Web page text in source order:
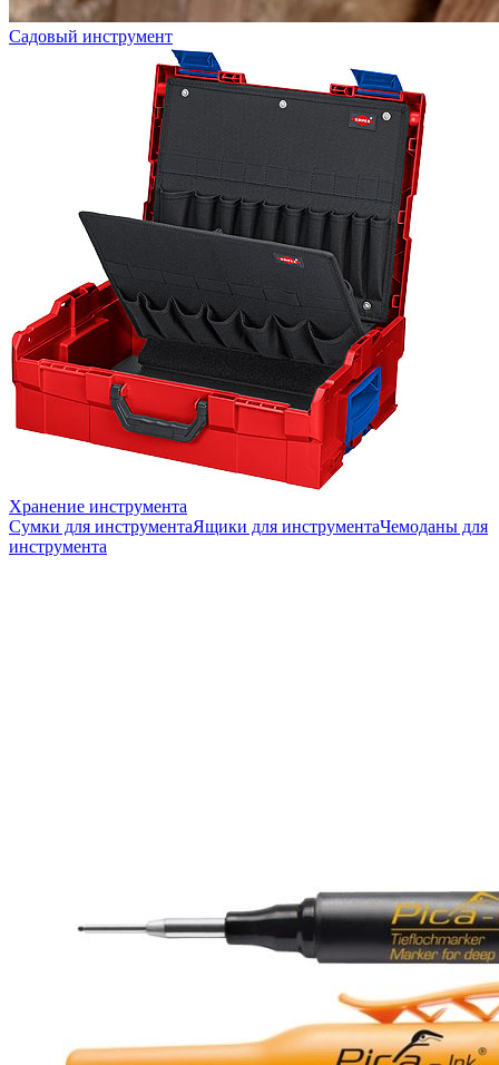
Садовый инструмент
Хранение инструмента
Сумки для инструментаЯщики для инструментаЧемоданы для
инструмента